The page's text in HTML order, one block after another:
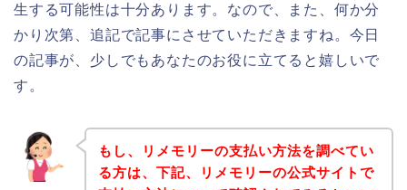
生する可能性は十分あります。なので、また、何か分
かり次第、追記で記事にさせていただきますね。今日
の記事が、少しでもあなたのお役に立てると嬉しいで
す。
もし、リメモリーの支払い方法を調べてい
る方は、下記、リメモリーの公式サイトで